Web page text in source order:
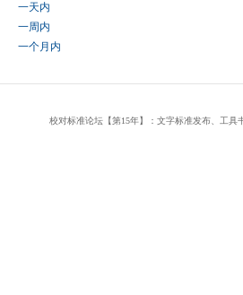
一天内
一周内
一个月内
校对标准论坛【第15年】：文字标准发布、工具